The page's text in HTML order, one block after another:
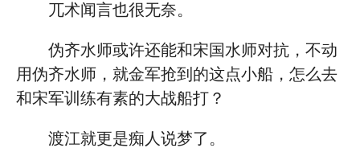
兀术闻言也很无奈。
伪齐水师或许还能和宋国水师对抗，不动
用伪齐水师，就金军抢到的这点小船，怎么去
和宋军训练有素的大战船打？
渡江就更是痴人说梦了。